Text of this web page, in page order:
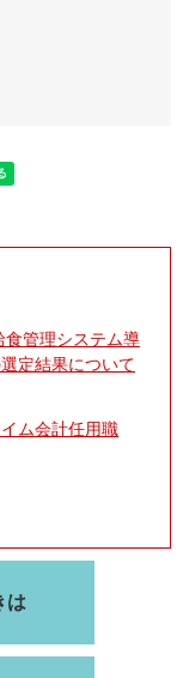
食管理システム導
定結果について
ム会計任用職
は